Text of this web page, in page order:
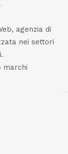
agenzia di
nei settori
marchi